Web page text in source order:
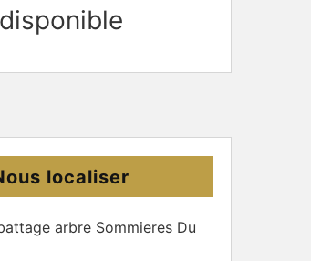
localiser
arbre Sommieres Du